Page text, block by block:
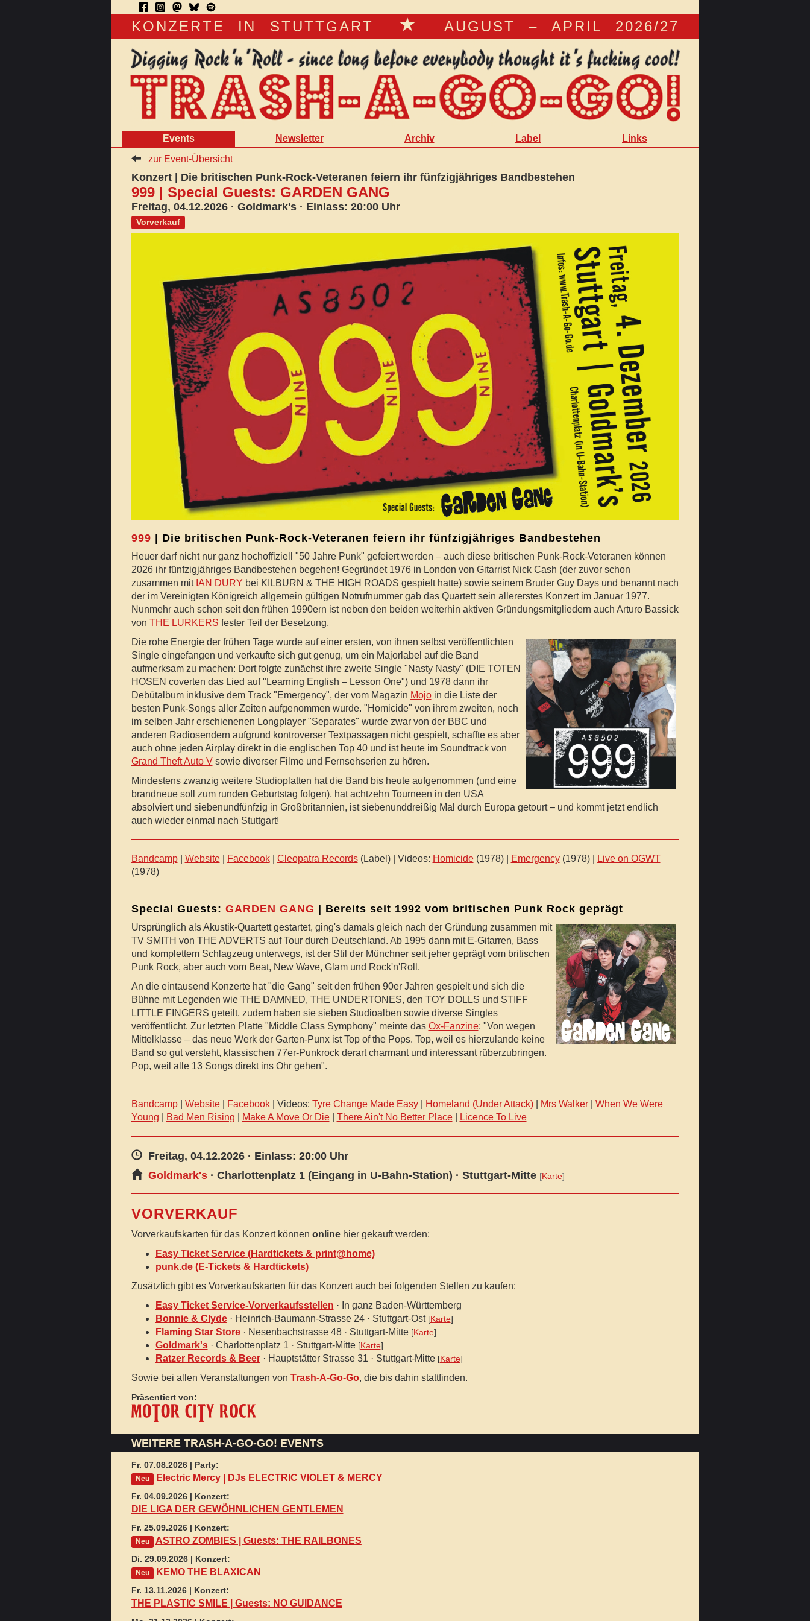
KONZERTE IN STUTTGART AUGUST – APRIL 2026/27
Events Newsletter Archiv Label
Links
zur Event-Übersicht
Konzert | Die britischen Punk-Rock-Veteranen feiern ihr fünfzigjähriges Bandbestehen
999 | Special Guests: GARDEN GANG
Freitag, 04.12.2026· Goldmark's · Einlass: 20:00 Uhr
Vorverkauf
999 | Die britischen Punk-Rock-Veteranen feiern ihr fünfzigjähriges Bandbestehen
Heuer darf nicht nur ganz hochoffiziell "50 Jahre Punk" gefeiert werden – auch diese britischen Punk-Rock-Veteranen können
2026 ihr fünfzigjähriges Bandbestehen begehen! Gegründet 1976 in London von Gitarrist Nick Cash (der zuvor schon
zusammen mit IAN DURY bei KILBURN & THE HIGH ROADS gespielt hatte) sowie seinem Bruder Guy Days und benannt nach
der im Vereinigten Königreich allgemein gültigen Notrufnummer gab das Quartett sein allererstes Konzert im Januar 1977.
Nunmehr auch schon seit den frühen 1990ern ist neben den beiden weiterhin aktiven Gründungsmitgliedern auch Arturo Bassick
von THE LURKERS fester Teil der Besetzung.
Die rohe Energie der frühen Tage wurde auf einer ersten, von ihnen selbst veröffentlichten
Single eingefangen und verkaufte sich gut genug, um ein Majorlabel auf die Band
aufmerksam zu machen: Dort folgte zunächst ihre zweite Single "Nasty Nasty" (DIE TOTEN
HOSEN coverten das Lied auf "Learning English – Lesson One") und 1978 dann ihr
Debütalbum inklusive dem Track "Emergency", der vom Magazin Mojoin die Liste der
besten Punk-Songs aller Zeiten aufgenommen wurde. "Homicide" von ihrem zweiten, noch
im selben Jahr erschienenen Longplayer "Separates" wurde zwar von der BBC und
anderen Radiosendern aufgrund kontroverser Textpassagen nicht gespielt, schaffte es aber
auch ohne jeden Airplay direkt in die englischen Top 40 und ist heute im Soundtrack von
Grand Theft Auto Vsowie diverser Filme und Fernsehserien zu hören.
Mindestens zwanzig weitere Studioplatten hat die Band bis heute aufgenommen (und eine
brandneue soll zum runden Geburtstag folgen), hat achtzehn Tourneen in den USA
absolviert und siebenundfünfzig in Großbritannien, ist siebenunddreißig Mal durch Europa getourt – und kommt jetzt endlich
auch wieder einmal nach Stuttgart!
Bandcamp| Website| Facebook| Cleopatra Records(Label) | Videos: Homicide(1978) | Emergency(1978) |
Live on OGWT
(1978)
Special Guests: GARDEN GANG | Bereits seit 1992 vom britischen Punk Rock geprägt
Ursprünglich als Akustik-Quartett gestartet, ging's damals gleich nach der Gründung zusammen mit
TV SMITH von THE ADVERTS auf Tour durch Deutschland. Ab 1995 dann mit E-Gitarren, Bass
und komplettem Schlagzeug unterwegs, ist der Stil der Münchner seit jeher geprägt vom britischen
Punk Rock, aber auch vom Beat, New Wave, Glam und Rock'n'Roll.
An die eintausend Konzerte hat "die Gang" seit den frühen 90er Jahren gespielt und sich die
Bühne mit Legenden wie THE DAMNED, THE UNDERTONES, den TOY DOLLS und STIFF
LITTLE FINGERS geteilt, zudem haben sie sieben Studioalben sowie diverse Singles
veröffentlicht. Zur letzten Platte "Middle Class Symphony" meinte das Ox-Fanzine: "Von wegen
Mittelklasse – das neue Werk der Garten-Punx ist Top of the Pops. Top, weil es hierzulande keine
Band so gut versteht, klassischen 77er-Punkrock derart charmant und interessant rüberzubringen.
Pop, weil alle 13 Songs direkt ins Ohr gehen".
Bandcamp| Website| Facebook| Videos: Tyre Change Made Easy| Homeland (Under Attack)| Mrs Walker| When We Were
Young
Bad Men Rising Make A Move Or Die| There Ain't No Better Place| Licence To Live
Freitag, 04.12.2026· Einlass: 20:00 Uhr
Goldmark's · Charlottenplatz 1 (Eingang in U-Bahn-Station) · Stuttgart-Mitte [Karte]
VORVERKAUF
Vorverkaufskarten für das Konzert können onlinehier gekauft werden:
Easy Ticket Service (Hardtickets & print@home)
punk.de (E-Tickets & Hardtickets)
Zusätzlich gibt es Vorverkaufskarten für das Konzert auch bei folgenden Stellen zu kaufen:
Easy Ticket Service-Vorverkaufsstellen · In ganz Baden-Württemberg
Bonnie & Clyde· Heinrich-Baumann-Strasse 24 · Stuttgart-Ost [Karte]
Flaming Star Store· Nesenbachstrasse 48 · Stuttgart-Mitte [Karte]
Goldmark's· Charlottenplatz 1 · Stuttgart-Mitte [Karte]
Ratzer Records & Beer· Hauptstätter Strasse 31 · Stuttgart-Mitte [Karte]
Sowie bei allen Veranstaltungen von Trash-A-Go-Go, die bis dahin stattfinden.
Präsentiert von:
WEITERE TRASH-A-GO-GO! EVENTS
Fr. 07.08.2026 | Party:
Neu Electric Mercy | DJs ELECTRIC VIOLET & MERCY
Fr. 04.09.2026 | Konzert:
DIE LIGA DER GEWÖHNLICHEN GENTLEMEN
Fr. 25.09.2026 | Konzert:
Neu ASTRO ZOMBIES | Guests: THE RAILBONES
Di. 29.09.2026 | Konzert:
Neu KEMO THE BLAXICAN
Fr. 13.11.2026 | Konzert:
THE PLASTIC SMILE | Guests: NO GUIDANCE